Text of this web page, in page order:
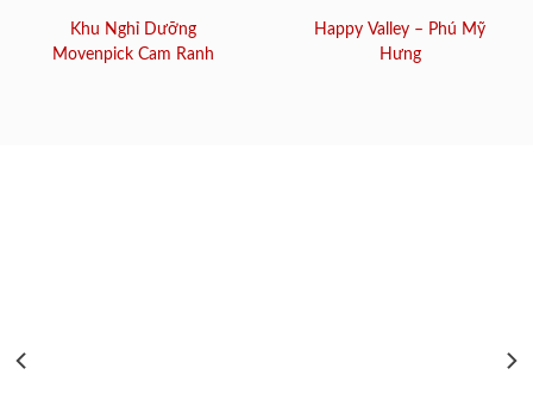
Khu Nghỉ Dưỡng
Movenpick Cam Ranh
Happy Valley – Phú Mỹ
Hưng